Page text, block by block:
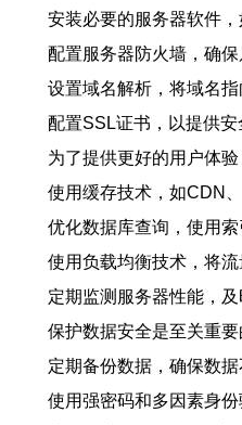
安装必要的服务器软件
配置服务器防火墙，确保
设置域名解析，将域名指
配置SSL证书，以提供安
为了提供更好的用户体
使用缓存技术，如CDN
优化数据库查询，使用索
使用负载均衡技术，将
定期监测服务器性能，
保护数据安全是至关重要
定期备份数据，确保数
使用强密码和多因素身份